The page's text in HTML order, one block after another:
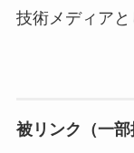
技術メディアと
被リンク（一部